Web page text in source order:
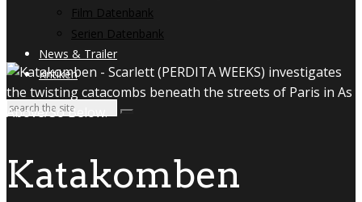
Film Datenbank
Serien Datenbank
News & Trailer
Kritiken
Katakomben